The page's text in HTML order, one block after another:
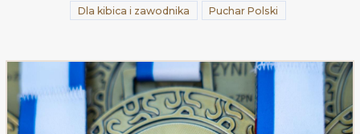
Dla kibica i zawodnika Puchar Polski